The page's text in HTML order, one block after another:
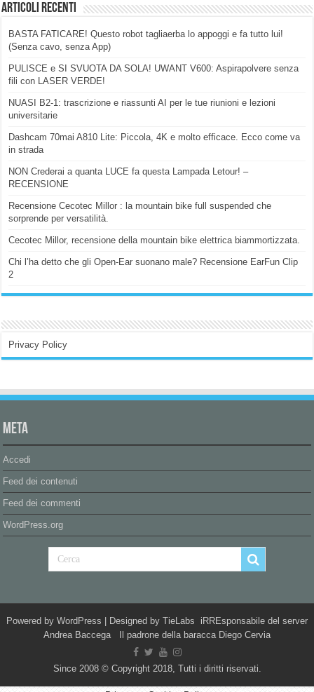
Articoli Recenti
BASTA FATICARE! Questo robot tagliaerba lo appoggi e fa tutto lui!
(Senza cavo, senza App)
PULISCE e SI SVUOTA DA SOLA! UWANT V600: Aspirapolvere senza
fili con LASER VERDE!
NUASI B2-1: trascrizione e riassunti AI per le tue riunioni e lezioni
universitarie
Dashcam 70mai A810 Lite: Piccola, 4K e molto efficace. Ecco come va
in strada
NON Crederai a quanta LUCE fa questa Lampada Letour! –
RECENSIONE
Recensione Cecotec Millor : la mountain bike full suspended che
sorprende per versatilità.
Cecotec Millor, recensione della mountain bike elettrica biammortizzata.
Chi l’ha detto che gli Open-Ear suonano male? Recensione EarFun Clip
2
Privacy Policy
Meta
Accedi
Feed dei contenuti
Feed dei commenti
WordPress.org
Powered by WordPress | Designed by TieLabs iRREsponsabile del server
Andrea Baccega Il padrone della baracca Diego Cervia
Since 2008 © Copyright 2018, Tutti i diritti riservati.